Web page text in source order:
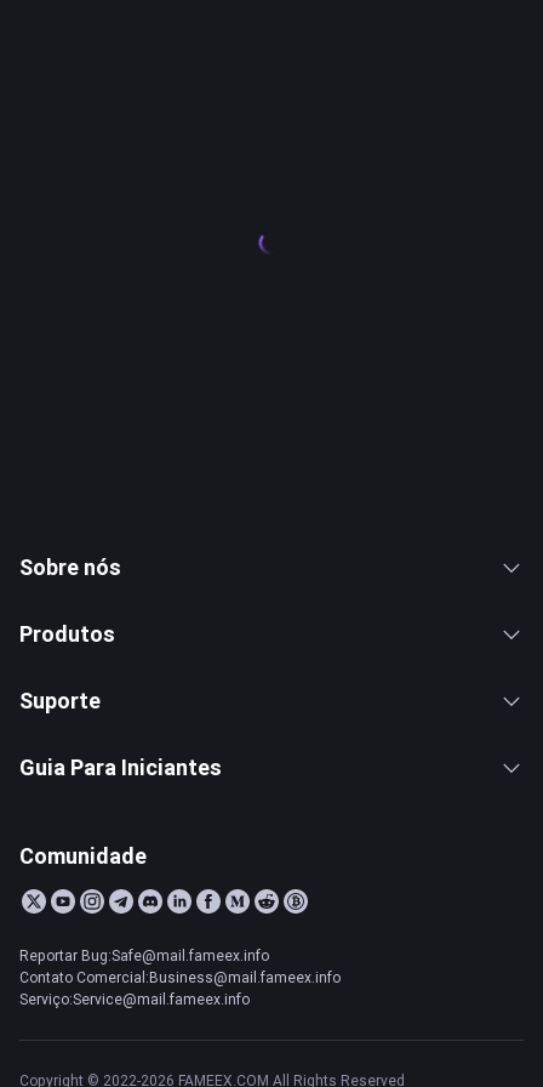
Sobre nós
Produtos
Suporte
Guia Para Iniciantes
Comunidade
Reportar Bug:Safe@mail.fameex.info
Contato Comercial:Business@mail.fameex.info
Serviço:Service@mail.fameex.info
Copyright © 2022-2026 FAMEEX.COM All Rights Reserved